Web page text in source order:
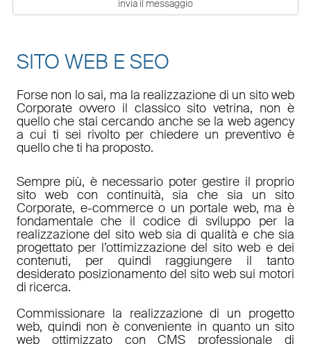
SITO WEB E SEO
Forse non lo sai, ma la realizzazione di un sito web
Corporate ovvero il classico sito vetrina, non è
quello che stai cercando anche se la web agency
a cui ti sei rivolto per chiedere un preventivo è
quello che ti ha proposto.
Sempre più, è necessario poter gestire il proprio
sito web con continuità, sia che sia un sito
Corporate, e-commerce o un portale web, ma è
fondamentale che il codice di sviluppo per la
realizzazione del sito web sia di qualità e che sia
progettato per l’ottimizzazione del sito web e dei
contenuti, per quindi raggiungere il tanto
desiderato posizionamento del sito web sui motori
di ricerca.
Commissionare la realizzazione di un progetto
web, quindi non è conveniente in quanto un sito
web ottimizzato con CMS professionale di